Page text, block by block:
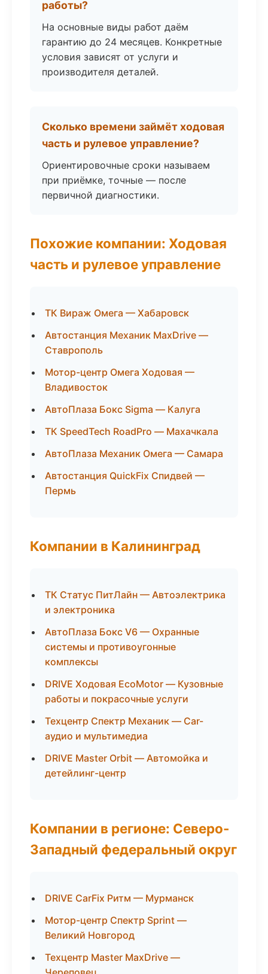
работы?
На основные виды работ даём
гарантию до 24 месяцев. Конкретные
условия зависят от услуги и
производителя деталей.
Сколько времени займёт ходовая
часть и рулевое управление?
Ориентировочные сроки называем
при приёмке, точные — после
первичной диагностики.
Похожие компании: Ходовая
часть и рулевое управление
ТК Вираж Омега — Хабаровск
Автостанция Механик MaxDrive —
Ставрополь
Мотор-центр Омега Ходовая —
Владивосток
АвтоПлаза Бокс Sigma — Калуга
ТК SpeedTech RoadPro — Махачкала
АвтоПлаза Механик Омега — Самара
Автостанция QuickFix Спидвей —
Пермь
Компании в Калининград
ТК Статус ПитЛайн — Автоэлектрика
и электроника
АвтоПлаза Бокс V6 — Охранные
системы и противоугонные
комплексы
DRIVE Ходовая EcoMotor — Кузовные
работы и покрасочные услуги
Техцентр Спектр Механик — Car-
аудио и мультимедиа
DRIVE Master Orbit — Автомойка и
детейлинг-центр
Компании в регионе: Северо-
Западный федеральный округ
DRIVE CarFix Ритм — Мурманск
Мотор-центр Спектр Sprint —
Великий Новгород
Техцентр Master MaxDrive —